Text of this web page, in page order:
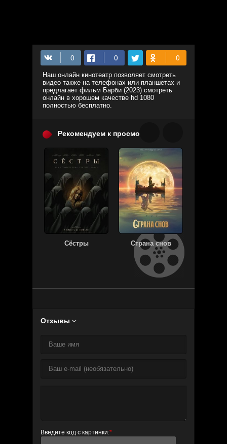
Наш онлайн кинотеатр позволяет смотреть
видео также на телефонах или планшетах и
предлагает фильм Барби (2023) смотреть
онлайн в хорошем качестве hd 1080
полностью бесплатно.
Рекомендуем к просмотру:
Сёстры Страна снов
Отзывы 
Введите код с картинки:*